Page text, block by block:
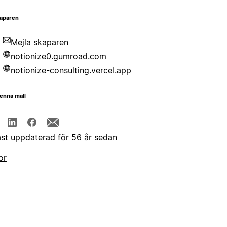
Mejla skaparen
notionize0.gumroad.com
notionize-consulting.vercel.app
mall
uppdaterad för 56 år sedan